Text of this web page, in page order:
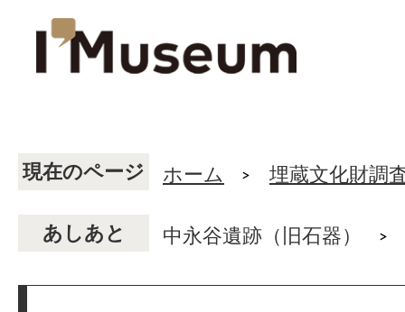
現在のページ ホーム 埋蔵文化財調
あしあと 中永谷遺跡（旧石器）